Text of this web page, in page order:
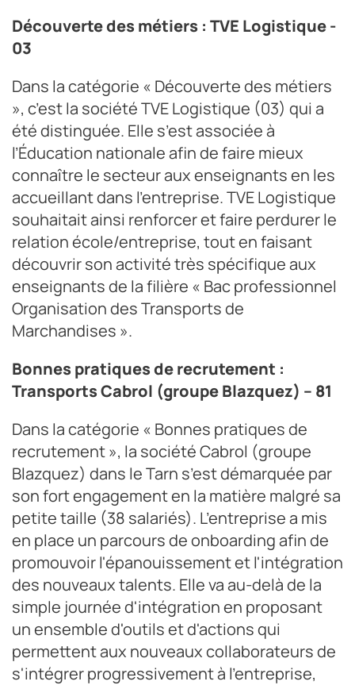
Découverte des métiers : TVE Logistique -
03
Dans la catégorie « Découverte des métiers
», c’est la société TVE Logistique (03) qui a
été distinguée. Elle s’est associée à
l’Éducation nationale afin de faire mieux
connaître le secteur aux enseignants en les
accueillant dans l’entreprise. TVE Logistique
souhaitait ainsi renforcer et faire perdurer le
relation école/entreprise, tout en faisant
découvrir son activité très spécifique aux
enseignants de la filière « Bac professionnel
Organisation des Transports de
Marchandises ».
Bonnes pratiques de recrutement :
Transports Cabrol (groupe Blazquez) – 81
Dans la catégorie « Bonnes pratiques de
recrutement », la société Cabrol (groupe
Blazquez) dans le Tarn s’est démarquée par
son fort engagement en la matière malgré sa
petite taille (38 salariés). L’entreprise a mis
en place un parcours de onboarding afin de
promouvoir l'épanouissement et l'intégration
des nouveaux talents. Elle va au-delà de la
simple journée d'intégration en proposant
un ensemble d'outils et d'actions qui
permettent aux nouveaux collaborateurs de
s'intégrer progressivement à l'entreprise,